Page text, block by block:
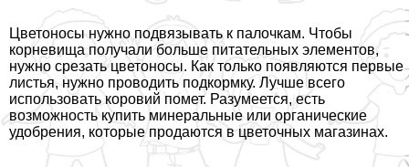
Цветоносы нужно подвязывать к палочкам. Чтобы
корневища получали больше питательных элементов,
нужно срезать цветоносы. Как только появляются первые
листья, нужно проводить подкормку. Лучше всего
использовать коровий помет. Разумеется, есть
возможность купить минеральные или органические
удобрения, которые продаются в цветочных магазинах.